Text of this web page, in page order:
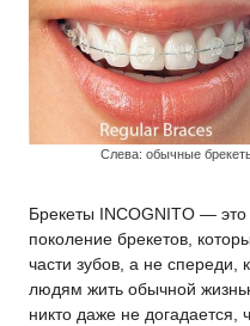
Слева: обычные
Брекеты INCOGNITO —
поколение брекетов,
части зубов, а не спереди,
людям жить обычной
никто даже не догадается,